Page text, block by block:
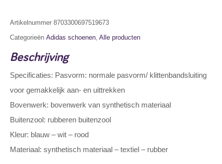
Artikelnummer 8703300697519673
Categorieën Adidas schoenen, Alle producten
Beschrijving
Specificaties: Pasvorm: normale pasvorm/ klittenbandsluiting
voor gemakkelijk aan- en uittrekken
Bovenwerk: bovenwerk van synthetisch materiaal
Buitenzool: rubberen buitenzool
Kleur: blauw – wit – rood
Materiaal: synthetisch materiaal – textiel – rubber